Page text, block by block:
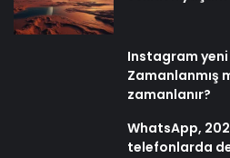
Instagram
Zamanlanmış
zamanlanır?
WhatsApp,
telefonlarda